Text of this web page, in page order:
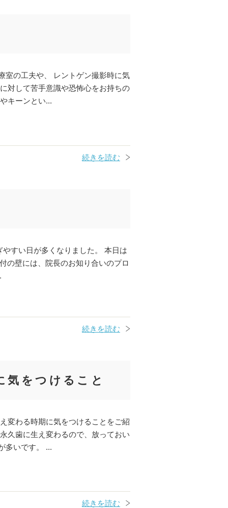
室の工夫や、 レントゲン撮影時に気
対して苦手意識や恐怖心をお持ちの
キーンとい...
続きを読む
すい日が多くなりました。 本日は
の壁には、院長のお知り合いのプロ
続きを読む
気をつけること
変わる時期に気をつけることをご紹
久歯に生え変わるので、放っておい
多いです。 ...
続きを読む